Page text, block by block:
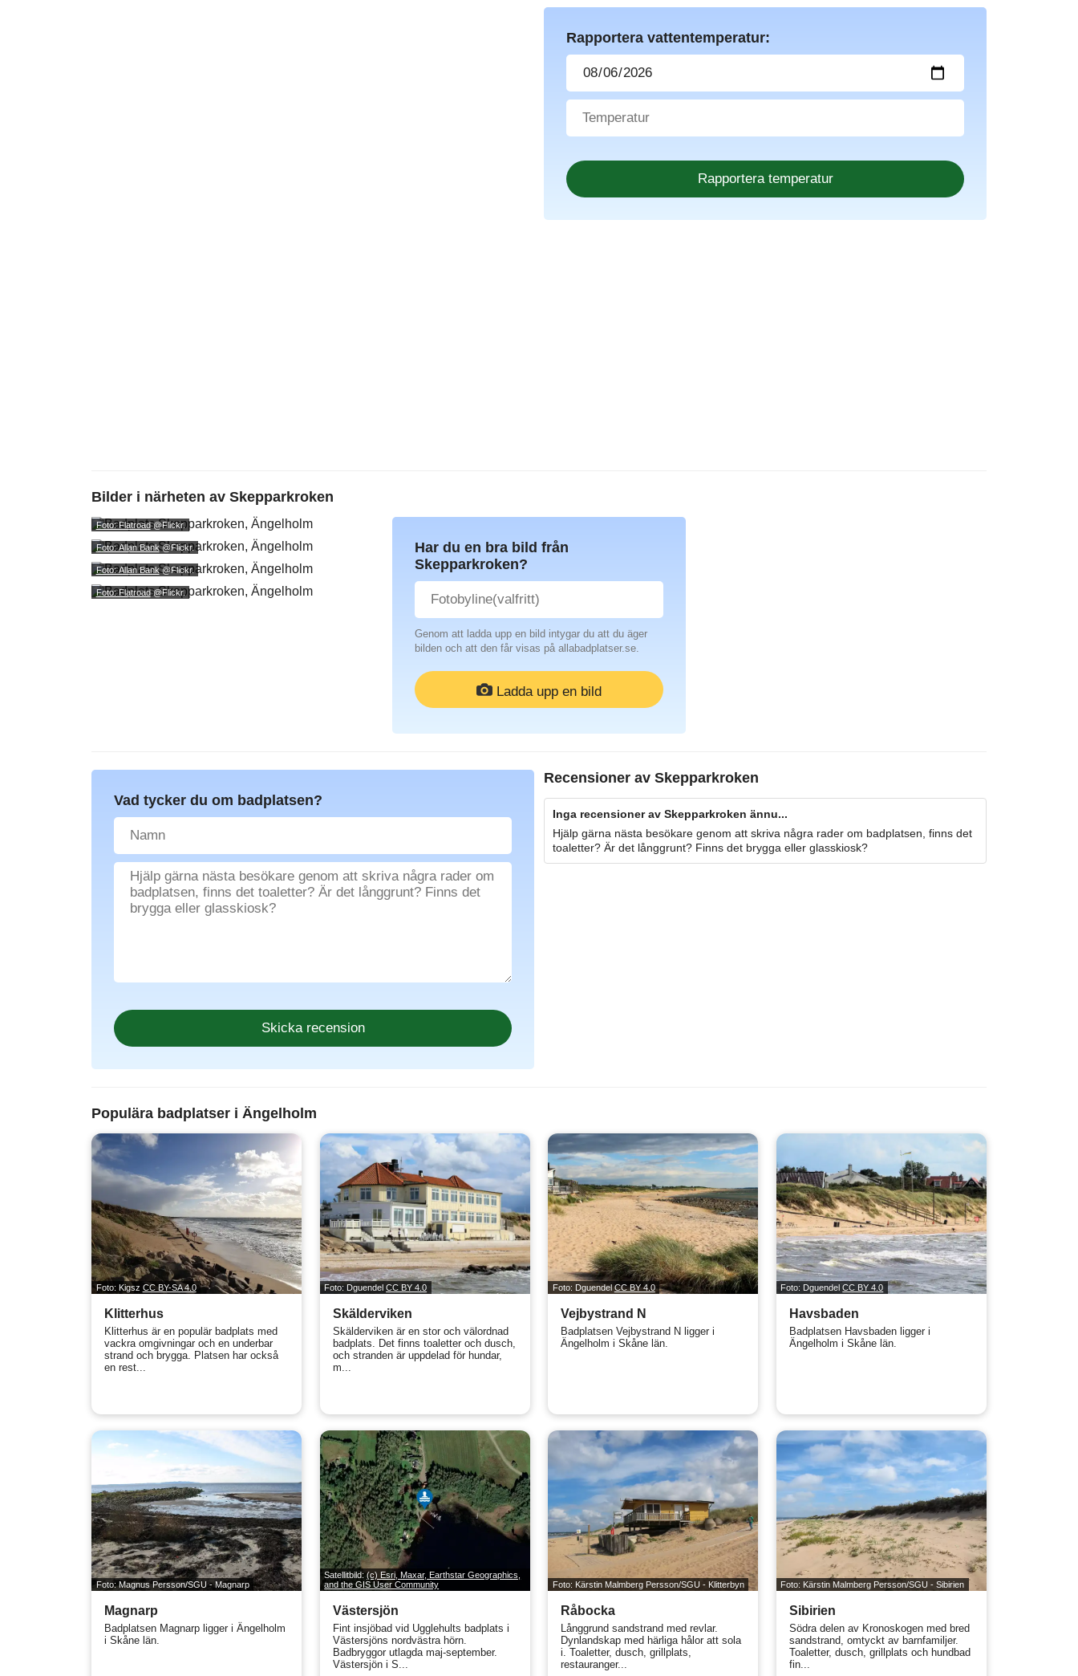
Rapportera vattentemperatur:
Bilder i närheten av Skepparkroken
Foto: Flatroad@Flickr.
Foto: Allan Bank@Flickr.
Foto: Allan Bank@Flickr.
Foto: Flatroad@Flickr.
Har du en bra bild från
Skepparkroken?
Genom att ladda upp en bild intygar du att du äger
bilden och att den får visas på allabadplatser.se.
Ladda upp en bild
Recensioner av Skepparkroken
Inga recensioner av Skepparkroken ännu...
Hjälp gärna nästa besökare genom att skriva några rader om badplatsen, finns det
toaletter? Är det långgrunt? Finns det brygga eller glasskiosk?
Vad tycker du om badplatsen?
Populära badplatser i Ängelholm
Foto: Kigsz CC BY-SA 4.0
Klitterhus
Klitterhus är en populär badplats med
vackra omgivningar och en underbar
strand och brygga. Platsen har också
en rest...
Foto: DguendelCC BY 4.0
Skälderviken
Skälderviken är en stor och välordnad
badplats. Det finns toaletter och dusch,
och stranden är uppdelad för hundar,
m...
Foto: DguendelCC BY 4.0
Vejbystrand N
Badplatsen Vejbystrand N ligger i
Ängelholm i Skåne län.
Foto: DguendelCC BY 4.0
Havsbaden
Badplatsen Havsbaden ligger i
Ängelholm i Skåne län.
Foto: Magnus Persson/SGU - Magnarp
Magnarp
Badplatsen Magnarp ligger i Ängelholm
i Skåne län.
Satellitbild:(c) Esri, Maxar, Earthstar Geographics,
and the GIS User Community
Västersjön
Fint insjöbad vid Ugglehults badplats i
Västersjöns nordvästra hörn.
Badbryggor utlagda maj-september.
Västersjön i S...
Foto: Kärstin Malmberg Persson/SGU - Klitterbyn
Råbocka
Långgrund sandstrand med revlar.
Dynlandskap med härliga hålor att sola
i. Toaletter, dusch, grillplats,
restauranger...
Foto: Kärstin Malmberg Persson/SGU - Sibirien
Sibirien
Södra delen av Kronoskogen med bred
sandstrand, omtyckt av barnfamiljer.
Toaletter, dusch, grillplats och hundbad
fin...